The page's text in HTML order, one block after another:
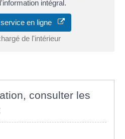
intégral.
en ligne
de l'intérieur
consulter les